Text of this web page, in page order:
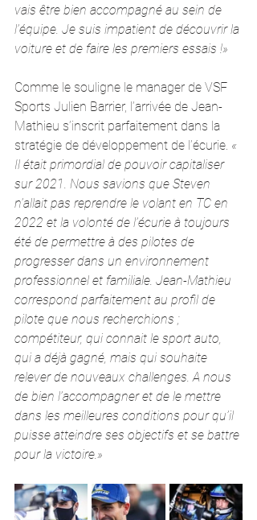
vais être bien accompagné au sein de
l’équipe. Je suis impatient de découvrir la
voiture et de faire les premiers essais !»
Comme le souligne le manager de VSF
Sports Julien Barrier, l’arrivée de Jean-
Mathieu s’inscrit parfaitement dans la
stratégie de développement de l’écurie. «
Il était primordial de pouvoir capitaliser
sur 2021. Nous savions que Steven
n’allait pas reprendre le volant en TC en
2022 et la volonté de l’écurie à toujours
été de permettre à des pilotes de
progresser dans un environnement
professionnel et familiale. Jean-Mathieu
correspond parfaitement au profil de
pilote que nous recherchions ;
compétiteur, qui connait le sport auto,
qui a déjà gagné, mais qui souhaite
relever de nouveaux challenges. A nous
de bien l’accompagner et de le mettre
dans les meilleures conditions pour qu’il
puisse atteindre ses objectifs et se battre
pour la victoire.»